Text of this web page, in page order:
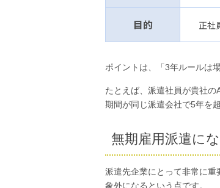
目的 正社
ポイントは、「3年ルールは
たとえば、派遣社員が貴社
期間が同じ派遣会社で5年を
無期雇用派遣に
派遣先企業にとって非常に
象外になるという点です。